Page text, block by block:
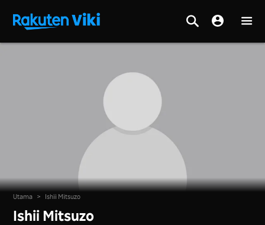
Utama > Ishii Mitsuzo
Ishii Mitsuzo